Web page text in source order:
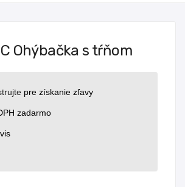
Ohýbačka s tŕňom
pre získanie zľavy
zadarmo